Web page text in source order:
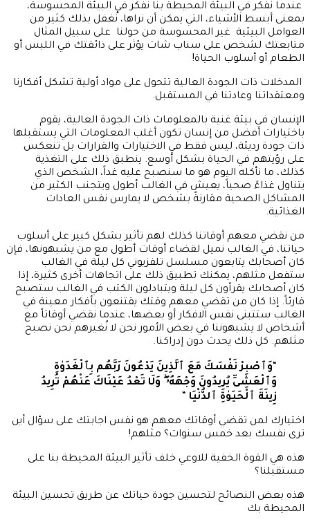
عندما نُفكر في البيئة المحيطة بنا نفكر في البيئة المحسوسة،
بمعنى أبسط الأشياء، التي يمكن أن نراها، نُغفل بذلك كثير من
العوامل البيئية غير المحسوسة من حولنا على سبيل المثال
متابعتك لشخص على سناب شات يؤثر على ذائقتك في اللبس أو
الطعام أو أسلوب الحياة!
المدخلات ذات الجودة العالية تتحول على مواد أولية تشكل أفكارنا
ومعتقداتنا وعادتنا في المستقبل.
الإنسان في بيئة غنية بالمعلومات ذات الجودة العالية، يقوم
باختيارات أفضل من إنسان تكون أغلب المعلومات التي يستقبلها
ذات جودة رديئة، ليس فقط في الاختيارات والقرارات بل تنعكس
على رؤيتهم في الحياة بشكل أوسع. ينطبق ذلك على التغذية
كذلك، ما نأكله اليوم هو ما سنصبح عليه غداً، الشخص الذي
يتناول غذاءً صحياً، يعيش في الغالب أطول ويتجنب الكثير من
المشاكل الصحية مقارنةً بشخص لا يمارس نفس العادات
الغذائية.
من نقضي معهم أوقاتنا كذلك لهم تأثير بشكل كبير على أسلوب
حياتنا، في الغالب نميل لقضاء أوقات أطول مع من يشبهونها، فإن
كان أصحابك يتابعون مسلسل تلفزيوني كل ليلة في الغالب
ستفعل مثلهم، يمكنك تطبيق ذلك على اتجاهات أخرى كثيرة، إذا
كان أصحابك يقرأون كل ليلة ويتبادلون الكتب في الغالب ستصبح
قارئاً. إذا كان من تقضي معهم وقتك يقتنعون بأفكار معينة في
الغالب ستتبنى نفس الافكار أو بعضها، عندما نقضي أوقاتاً مع
أشخاص لا يشبهوننا في بعض الأمور نحن لا نُغيرهم نحن نصبح
مثلهم. كل ذلك يحدث دون إدراكنا.
وَٱصْبِرْ نَفْسَكَ مَعَ ٱلَّذِينَ يَدْعُونَ رَبَّهُم بِٱلْغَدَوٰةِ
وَٱلْعَشِىِّ يُرِيدُونَ وَجْهَهُۥ ۖ وَلَا تَعْدُ عَيْنَاكَ عَنْهُمْ تُرِيدُ
زِينَةَ ٱلْحَيَوٰةِ ٱلدُّنْيَا
اختيارك لمن تقضي أوقاتك معهم هو نفس اجابتك على سؤال أين
ترى نفسك بعد خمس سنوات؟ مثلهم!
هذه هي القوة الخفية للاوعي خلف تأثير البيئة المحيطة بنا على
مستقبلنا؟
هذه بعض النصائح لتحسين جودة حياتك عن طريق تحسين البيئة
المحيطة بك